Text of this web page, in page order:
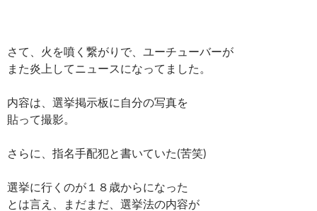
さて、火を噴く繋がりで、ユーチューバーが
また炎上してニュースになってました。
内容は、選挙掲示板に自分の写真を
貼って撮影。
さらに、指名手配犯と書いていた(苦笑)
選挙に行くのが１８歳からになった
とは言え、まだまだ、選挙法の内容が